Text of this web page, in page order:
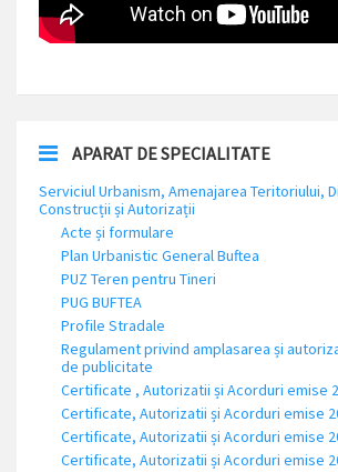
APARAT DE SPECIALITATE
Serviciul Urbanism, Amenajarea Teritoriului,
Construcții și Autorizații
Acte și formulare
Plan Urbanistic General Buftea
PUZ Teren pentru Tineri
PUG BUFTEA
Profile Stradale
Regulament privind amplasarea și
de publicitate
Certificate , Autorizatii și Acorduri emise
Certificate, Autorizatii și Acorduri emise
Certificate, Autorizatii și Acorduri emise
Certificate, Autorizatii și Acorduri emise